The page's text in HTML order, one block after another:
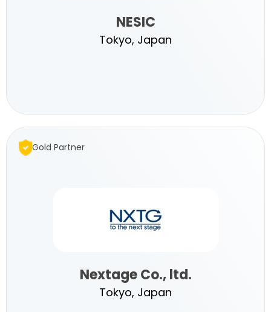
NESIC
NESIC
Tokyo, Japan
Gold Partner
Nextage
Nextage Co., ltd.
Tokyo, Japan